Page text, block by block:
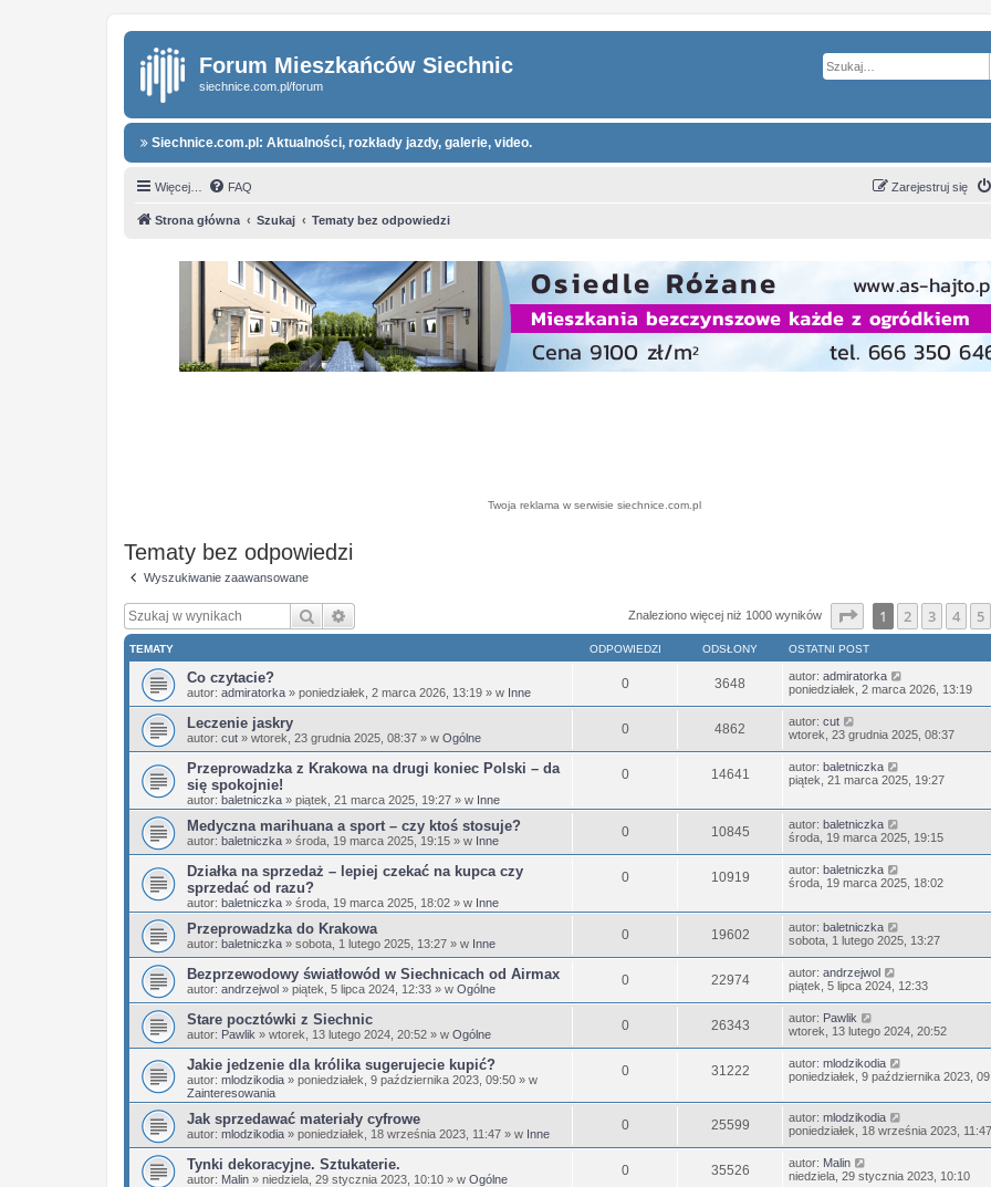
Forum Mieszkańców Siechnic
siechnice.com.pl/forum
Siechnice.com.pl: Aktualności, rozkłady jazdy, galerie, video.
Więcej… FAQ Zarejestruj się
Strona główna Szukaj Tematy bez odpowiedzi
Twoja reklama w serwisie siechnice.com.pl
Tematy bez odpowiedzi
Wyszukiwanie zaawansowane
Szukaj Znaleziono więcej niż 1000 wyników Strona1 z25
1 2 3 4 5
TEMATY ODPOWIEDZI ODSŁONY OSTATNI POST
Co czytacie?
autor: admiratorka » poniedziałek, 2 marca 2026, 13:19 » w Inne
0 3648 autor: admiratorka
poniedziałek, 2 marca 2026, 13:19
Leczenie jaskry
autor: cut » wtorek, 23 grudnia 2025, 08:37 » w Ogólne
0 4862 autor: cut
wtorek, 23 grudnia 2025, 08:37
Przeprowadzka z Krakowa na drugi koniec Polski – da
się spokojnie!
autor: baletniczka » piątek, 21 marca 2025, 19:27 » w Inne
0 14641 autor: baletniczka
piątek, 21 marca 2025, 19:27
Medyczna marihuana a sport – czy ktoś stosuje?
autor: baletniczka » środa, 19 marca 2025, 19:15 » w Inne
0 10845 autor: baletniczka
środa, 19 marca 2025, 19:15
Działka na sprzedaż – lepiej czekać na kupca czy
sprzedać od razu?
autor: baletniczka » środa, 19 marca 2025, 18:02 » w Inne
0 10919 autor: baletniczka
środa, 19 marca 2025, 18:02
Przeprowadzka do Krakowa
autor: baletniczka » sobota, 1 lutego 2025, 13:27 » w Inne
0 19602 autor: baletniczka
sobota, 1 lutego 2025, 13:27
Bezprzewodowy światłowód w Siechnicach od Airmax
autor: andrzejwol » piątek, 5 lipca 2024, 12:33 » w Ogólne
0 22974 autor: andrzejwol
piątek, 5 lipca 2024, 12:33
Stare pocztówki z Siechnic
autor: Pawlik » wtorek, 13 lutego 2024, 20:52 » w Ogólne
0 26343 autor: Pawlik
wtorek, 13 lutego 2024, 20:52
Jakie jedzenie dla królika sugerujecie kupić?
autor: mlodzikodia » poniedziałek, 9 października 2023, 09:50 » w
Zainteresowania
0 31222 autor: mlodzikodia
poniedziałek, 9 października 2023,
Jak sprzedawać materiały cyfrowe
autor: mlodzikodia » poniedziałek, 18 września 2023, 11:47 » w Inne
0 25599 autor: mlodzikodia
poniedziałek, 18 września 2023, 11:47
Tynki dekoracyjne. Sztukaterie.
autor: Malin » niedziela, 29 stycznia 2023, 10:10 » w Ogólne
0 35526 autor: Malin
niedziela, 29 stycznia 2023, 10:10